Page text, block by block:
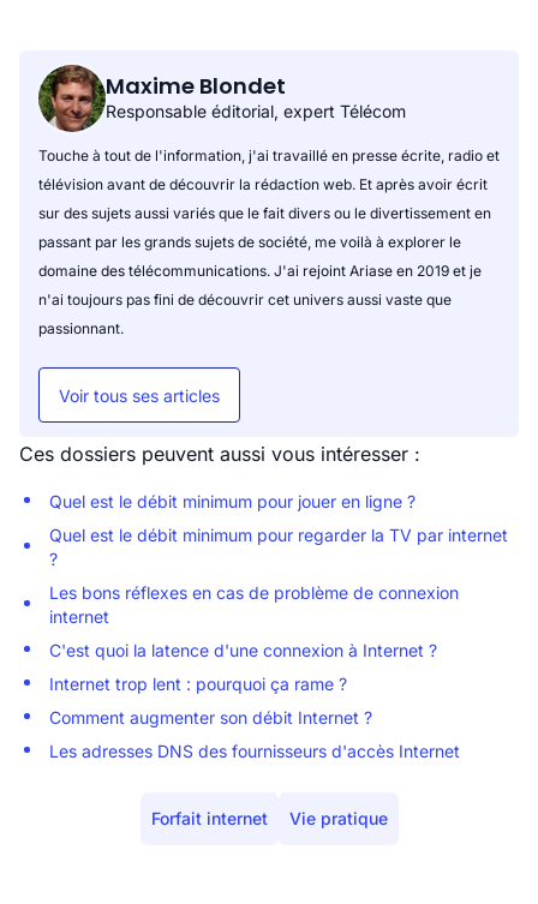
Maxime Blondet
Responsable éditorial, expert Télécom
Touche à tout de l'information, j'ai travaillé en presse écrite, radio et
télévision avant de découvrir la rédaction web. Et après avoir écrit
sur des sujets aussi variés que le fait divers ou le divertissement en
passant par les grands sujets de société, me voilà à explorer le
domaine des télécommunications. J'ai rejoint Ariase en 2019 et je
n'ai toujours pas fini de découvrir cet univers aussi vaste que
passionnant.
Voir tous ses articles
Ces dossiers peuvent aussi vous intéresser :
Quel est le débit minimum pour jouer en ligne ?
Quel est le débit minimum pour regarder la TV par internet
?
Les bons réflexes en cas de problème de connexion
internet
C'est quoi la latence d'une connexion à Internet ?
Internet trop lent : pourquoi ça rame ?
Comment augmenter son débit Internet ?
Les adresses DNS des fournisseurs d'accès Internet
Forfait internet Vie pratique